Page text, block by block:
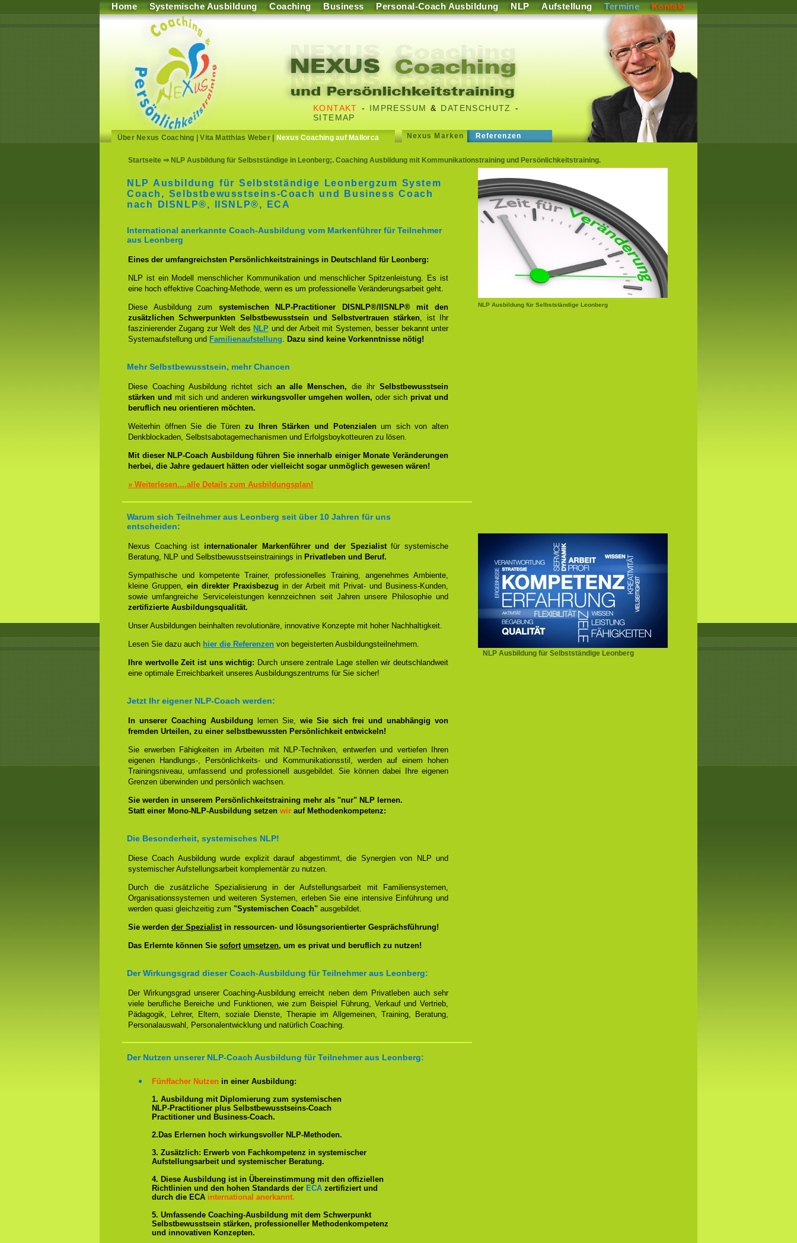
Home Systemische Ausbildung Coaching Business Personal-Coach Ausbildung NLP Aufstellung Termine Kontakt
KONTAKT - IMPRESSUM & DATENSCHUTZ
-
SITEMAP
Über Nexus Coaching |Vita Matthias Weber| Nexus Coaching auf Mallorca Nexus Marken Referenzen
Startseite ⇒ NLP Ausbildung für Selbstständige in Leonberg;. Coaching Ausbildung mit Kommunikationstraining und Persönlichkeitstraining.
NLP Ausbildung für Selbstständige Leonberg
NLP Ausbildung für Selbstständige Leonbergzum System
Coach, Selbstbewusstseins-Coach und Business Coach
nach DISNLP®, IISNLP®, ECA
International anerkannte Coach-Ausbildung vom Markenführer für Teilnehmer
aus Leonberg
Eines der umfangreichsten Persönlichkeitstrainings in Deutschland für Leonberg:
NLP ist ein Modell menschlicher Kommunikation und menschlicher Spitzenleistung. Es ist
eine hoch effektive Coaching-Methode, wenn es um professionelle Veränderungsarbeit geht.
Diese Ausbildung zum systemischen NLP-Practitioner DISNLP®/IISNLP® mit den
zusätzlichen Schwerpunkten Selbstbewusstsein und Selbstvertrauen stärken, ist Ihr
faszinierender Zugang zur Welt des NLP und der Arbeit mit Systemen, besser bekannt unter
Systemaufstellung und Familienaufstellung. Dazu sind keine Vorkenntnisse nötig!
Mehr Selbstbewusstsein, mehr Chancen
Diese Coaching Ausbildung richtet sich an alle Menschen, die ihrSelbstbewusstsein
stärken und mit sich und anderen wirkungsvoller umgehen wollen, oder sichprivat und
beruflich neu orientieren möchten.
Weiterhin öffnen Sie die Türenzu Ihren Stärken und Potenzialenum sich von alten
Denkblockaden, Selbstsabotagemechanismen und Erfolgsboykotteuren zu lösen.
Mit dieser NLP-Coach Ausbildung führen Sie innerhalb einiger Monate Veränderungen
herbei, die Jahre gedauert hätten oder vielleicht sogar unmöglich gewesen wären!
» Weiterlesen....alle Details zum Ausbildungsplan!
Warum sich Teilnehmer aus Leonberg seit über 10 Jahren für uns
entscheiden:
NLP Ausbildung für Selbstständige Leonberg
Nexus Coaching ist internationaler Markenführer und der Spezialistfür systemische
Beratung, NLP und Selbstbewusstseinstrainings in Privatleben und Beruf.
Sympathische und kompetente Trainer, professionelles Training, angenehmes Ambiente,
kleine Gruppen, ein direkter Praxisbezug in der Arbeit mit Privat- und Business-Kunden,
sowie umfangreiche Serviceleistungen kennzeichnen seit Jahren unsere Philosophie und
zertifizierte Ausbildungsqualität.
Unser Ausbildungen beinhalten revolutionäre, innovative Konzepte mit hoher Nachhaltigkeit.
Lesen Sie dazu auch hier die Referenzen von begeisterten Ausbildungsteilnehmern.
Ihre wertvolle Zeit ist uns wichtig: Durch unsere zentrale Lage stellen wir deutschlandweit
eine optimale Erreichbarkeit unseres Ausbildungszentrums für Sie sicher!
Jetzt Ihr eigener NLP-Coach werden:
In unserer Coaching Ausbildung lernen Sie, wie Sie sich frei und unabhängig von
fremden Urteilen, zu einer selbstbewussten Persönlichkeit entwickeln!
Sie erwerben Fähigkeiten im Arbeiten mit NLP-Techniken, entwerfen und vertiefen Ihren
eigenen Handlungs-, Persönlichkeits- und Kommunikationsstil, werden auf einem hohen
Trainingsniveau, umfassend und professionell ausgebildet. Sie können dabei Ihre eigenen
Grenzen überwinden und persönlich wachsen.
Sie werden in unserem Persönlichkeitstraining mehr als "nur" NLP lernen.
Statt einer Mono-NLP-Ausbildung setzen wir auf Methodenkompetenz:
Die Besonderheit, systemisches NLP!
Diese Coach Ausbildung wurde explizit darauf abgestimmt, die Synergien von NLP und
systemischer Aufstellungsarbeit komplementär zu nutzen.
Durch die zusätzliche Spezialisierung in der Aufstellungsarbeit mit Familiensystemen,
Organisationssystemen und weiteren Systemen, erleben Sie eine intensive Einführung und
werden quasi gleichzeitig zum "Systemischen Coach" ausgebildet.
Sie werden der Spezialistin ressourcen- und lösungsorientierter Gesprächsführung!
Das Erlernte können Sie sofort umsetzen, um es privat und beruflich zu nutzen!
Der Wirkungsgrad dieser Coach-Ausbildung für Teilnehmer aus Leonberg:
Der Wirkungsgrad unserer Coaching-Ausbildung erreicht neben dem Privatleben auch sehr
viele berufliche Bereiche und Funktionen, wie zum Beispiel Führung, Verkauf und Vertrieb,
Pädagogik, Lehrer, Eltern, soziale Dienste, Therapie im Allgemeinen, Training, Beratung,
Personalauswahl, Personalentwicklung und natürlich Coaching.
Der Nutzen unserer NLP-Coach Ausbildung für Teilnehmer aus Leonberg:
Fünffacher Nutzen in einer Ausbildung:
1. Ausbildung mit Diplomierung zum systemischen
NLP-Practitioner plus Selbstbewusstseins-Coach
Practitioner und Business-Coach.
2.Das Erlernen hoch wirkungsvoller NLP-Methoden.
3. Zusätzlich: Erwerb von Fachkompetenz in systemischer
Aufstellungsarbeit und systemischer Beratung.
4. Diese Ausbildung ist in Übereinstimmung mit den offiziellen
Richtlinien und den hohen Standards der ECA zertifiziert und
durch die ECA international anerkannt.
5. Umfassende Coaching-Ausbildung mit dem Schwerpunkt
Selbstbewusstsein stärken, professioneller Methodenkompetenz
und innovativen Konzepten.